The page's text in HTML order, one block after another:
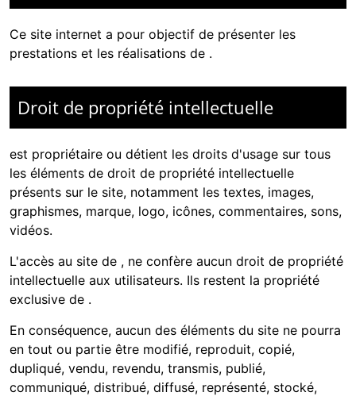
Ce site internet a pour objectif de présenter les
prestations et les réalisations de .
Droit de propriété intellectuelle
est propriétaire ou détient les droits d'usage sur tous
les éléments de droit de propriété intellectuelle
présents sur le site, notamment les textes, images,
graphismes, marque, logo, icônes, commentaires, sons,
vidéos.
L'accès au site de , ne confère aucun droit de propriété
intellectuelle aux utilisateurs. Ils restent la propriété
exclusive de .
En conséquence, aucun des éléments du site ne pourra
en tout ou partie être modifié, reproduit, copié,
dupliqué, vendu, revendu, transmis, publié,
communiqué, distribué, diffusé, représenté, stocké,